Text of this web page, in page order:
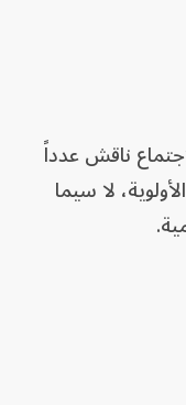
ناقش عدداً
لا سيما